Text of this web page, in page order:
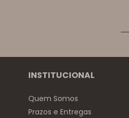
INSTITUCIONAL
Quem Somos
Prazos e Entregas